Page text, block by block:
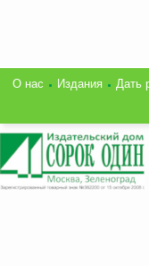
О нас Издания Дать